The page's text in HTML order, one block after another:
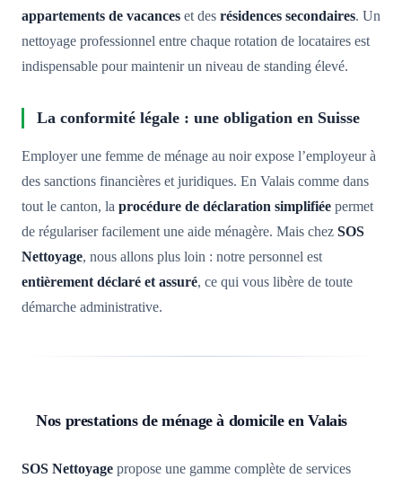
appartements de vacances et des résidences secondaires. Un
nettoyage professionnel entre chaque rotation de locataires est
indispensable pour maintenir un niveau de standing élevé.
La conformité légale : une obligation en Suisse
Employer une femme de ménage au noir expose l’employeur à
des sanctions financières et juridiques. En Valais comme dans
tout le canton, la procédure de déclaration simplifiée permet
de régulariser facilement une aide ménagère. Mais chez SOS
Nettoyage, nous allons plus loin : notre personnel est
entièrement déclaré et assuré, ce qui vous libère de toute
démarche administrative.
Nos prestations de ménage à domicile en Valais
SOS Nettoyage propose une gamme complète de services